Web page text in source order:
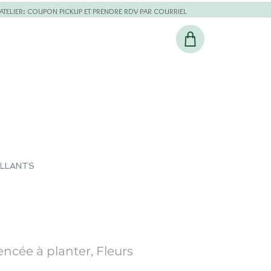
COUPON PICKUP ET PRENDRE RDV PAR COURRIEL
à planter, Fleurs